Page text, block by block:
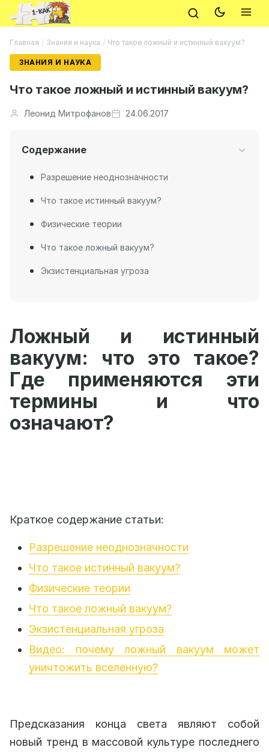
Главная / Знания и наука / Что такое ложный и истинный вакуум?
ЗНАНИЯ И НАУКА
Что такое ложный и истинный вакуум?
Леонид Митрофанов 24.06.2017
Содержание
Разрешение неоднозначности
Что такое истинный вакуум?
Физические теории
Что такое ложный вакуум?
Экзистенциальная угроза
Ложный и истинный
вакуум: что это такое?
Где применяются эти
термины и что
означают?
Краткое содержание статьи:
Разрешение неоднозначности
Что такое истинный вакуум?
Физические теории
Что такое ложный вакуум?
Экзистенциальная угроза
Видео: почему ложный вакуум может
уничтожить вселенную?
Предсказания конца света являют собой
новый тренд в массовой культуре последнего